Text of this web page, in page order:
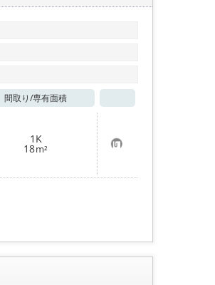
間取り/専有面積
1K
18m² お
気
に
入